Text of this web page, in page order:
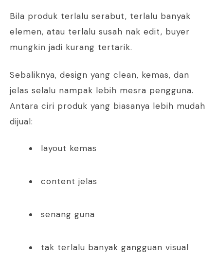
Bila produk terlalu serabut, terlalu banyak
elemen, atau terlalu susah nak edit, buyer
mungkin jadi kurang tertarik.
Sebaliknya, design yang clean, kemas, dan
jelas selalu nampak lebih mesra pengguna.
Antara ciri produk yang biasanya lebih mudah
dijual:
layout kemas
content jelas
senang guna
tak terlalu banyak gangguan visual